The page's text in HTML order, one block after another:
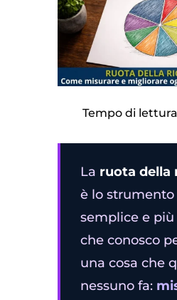
Tempo di
La ruota della
è lo strumento
semplice e
che conosco
una cosa che
nessuno fa: